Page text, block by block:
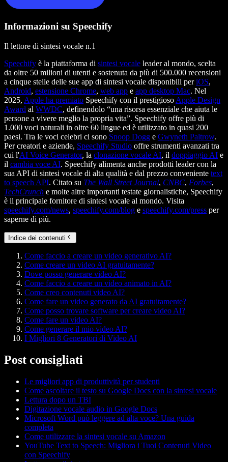
Informazioni su Speechify
Il lettore di sintesi vocale n.1
Speechify è la piattaforma di sintesi vocale leader al mondo, scelta
da oltre 50 milioni di utenti e sostenuta da più di 500.000 recensioni
a cinque stelle delle sue app di sintesi vocale disponibili periOS,
Android, estensione Chrome, web app e app desktop Mac. Nel
2025, Apple ha premiato Speechify con il prestigioso Apple Design
Award al WWDC, definendolo “una risorsa essenziale che aiuta le
persone a vivere meglio la propria vita”. Speechify offre più di
1.000 voci naturali in oltre 60 lingue ed è utilizzato in quasi 200
paesi. Tra le voci celebri ci sono Snoop Dogg e Gwyneth Paltrow.
Per creatori e aziende, Speechify Studio offre strumenti avanzati tra
cui l'AI Voice Generator, la clonazione vocale AI, il doppiaggio AI e
il cambia voce AI. Speechify alimenta anche prodotti leader con la
sua API di sintesi vocale di alta qualità e dal prezzo conveniente text
to speech API. Citato su The Wall Street Journal, CNBC, Forbes,
TechCrunch e molte altre importanti testate giornalistiche, Speechify
è il principale fornitore di sintesi vocale al mondo. Visita
speechify.com/news, speechify.com/blog e speechify.com/press per
saperne di più.
Indice dei contenuti
Come faccio a creare un video generativo AI?
Come creare un video AI gratuitamente?
Dove posso generare video AI?
Come faccio a creare un video animato in AI?
Come creo contenuti video AI?
Come fare un video generato da AI gratuitamente?
Come posso trovare software per creare video AI?
Come fare un video AI?
Come generare il mio video AI?
I Migliori 8 Generatori di Video AI
Post consigliati
Le migliori app di produttività per studenti
Come ascoltare il testo su Google Docs con la sintesi vocale
Lettura dopo un TBI
Digitazione vocale audio in Google Docs
Microsoft Word può leggere ad alta voce? Una guida
completa
Come utilizzare la sintesi vocale su Amazon
YouTube Text to Speech: Migliora i Tuoi Contenuti Video
con Speechify